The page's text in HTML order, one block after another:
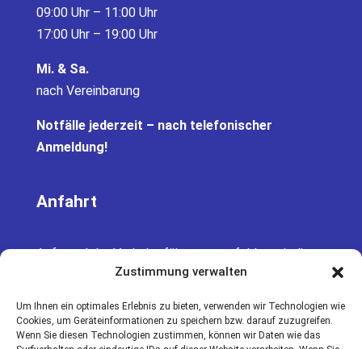
Zustimmung verwalten
Um Ihnen ein optimales Erlebnis zu bieten, verwenden wir Technologien wie
Cookies, um Geräteinformationen zu speichern bzw. darauf zuzugreifen.
Wenn Sie diesen Technologien zustimmen, können wir Daten wie das
09:00 Uhr – 11:00 Uhr
17:00 Uhr – 19:00 Uhr
Mi. & Sa.
nach Vereinbarung
Notfälle jederzeit – nach telefonischer
Anmeldung!
Anfahrt
Aufgrund der Verkehrsführung empfehlen wir die
Anfahrt von der A661 kommend über die
Parkmöglichkeiten befinden sich direkt vor der